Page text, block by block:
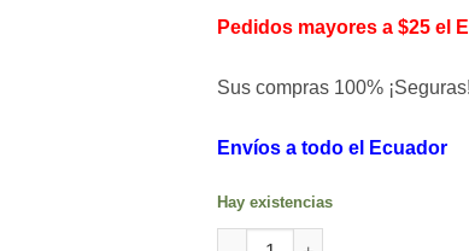
Pedidos mayores a $25 el
Sus compras 100% ¡Seguras!
Envíos a todo el Ecuador
Hay existencias
Correa retráctil de nylon para